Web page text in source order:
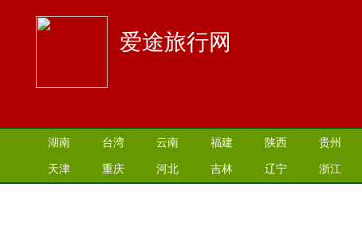
爱途旅行网
湖南 台湾 云南 福建 陕西 贵州
天津
重庆 河北 吉林 辽宁 浙江